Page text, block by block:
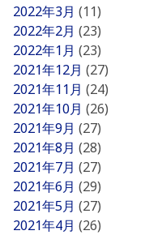
2022年3月 (11)
2022年2月 (23)
2022年1月 (23)
2021年12月 (27)
2021年11月 (24)
2021年10月 (26)
2021年9月 (27)
2021年8月 (28)
2021年7月 (27)
2021年6月 (29)
2021年5月 (27)
2021年4月 (26)